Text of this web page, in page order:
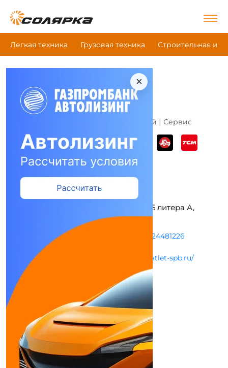
Легкая техника Грузовая техника Строительная и
×
ГК Атлет
Это моя компания
Магазин запчастей | Сервис
Адрес и режим работы
г Санкт-Петербург, ул Седова, д 5 литера А,
Пн-Пт с 09:00 до 20:00
+78124481226
info@atlet-spb.ru http://www.atlet-spb.ru/